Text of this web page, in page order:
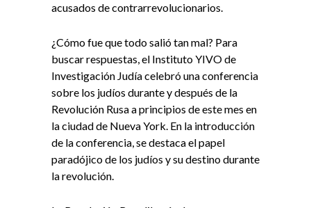
acusados ​​de contrarrevolucionarios.
¿Cómo fue que todo salió tan mal? Para
buscar respuestas, el Instituto YIVO de
Investigación Judía celebró una conferencia
sobre los judíos durante y después de la
Revolución Rusa a principios de este mes en
la ciudad de Nueva York. En la introducción
de la conferencia, se destaca el papel
paradójico de los judíos y su destino durante
la revolución.